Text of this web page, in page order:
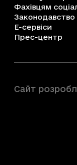
Фахівцям
Законодавство
Е-сервіси
Прес-центр
Сайт